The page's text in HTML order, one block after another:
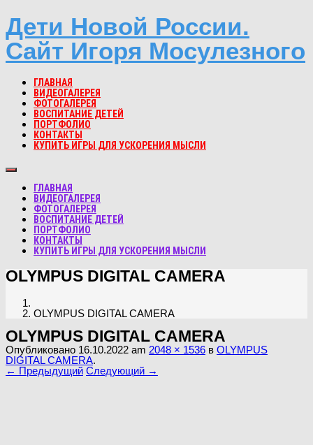
Дети Новой России.
Сайт Игоря Мосулезного
ГЛАВНАЯ
ВИДЕОГАЛЕРЕЯ
ФОТОГАЛЕРЕЯ
ВОСПИТАНИЕ ДЕТЕЙ
ПОРТФОЛИО
КОНТАКТЫ
КУПИТЬ ИГРЫ ДЛЯ УСКОРЕНИЯ МЫСЛИ
ГЛАВНАЯ
ВИДЕОГАЛЕРЕЯ
ФОТОГАЛЕРЕЯ
ВОСПИТАНИЕ ДЕТЕЙ
ПОРТФОЛИО
КОНТАКТЫ
КУПИТЬ ИГРЫ ДЛЯ УСКОРЕНИЯ МЫСЛИ
OLYMPUS DIGITAL CAMERA
OLYMPUS DIGITAL CAMERA
OLYMPUS DIGITAL CAMERA
Опубликовано 16.10.2022 am 2048 × 1536 в OLYMPUS
DIGITAL CAMERA.
← Предыдущий Следующий →